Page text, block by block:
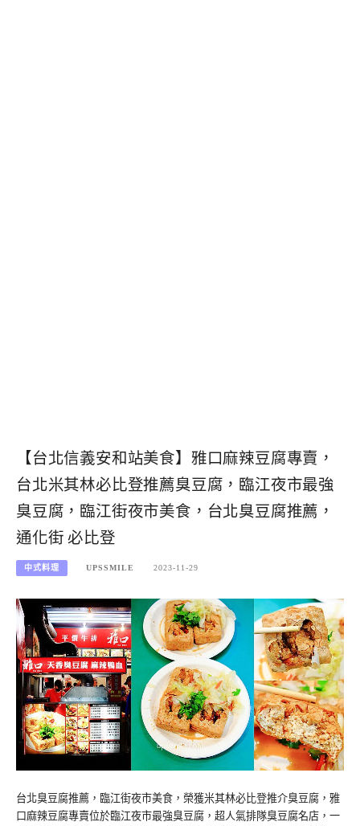
【台北信義安和站美食】雅口麻辣豆腐專賣，
台北米其林必比登推薦臭豆腐，臨江夜市最強
臭豆腐，臨江街夜市美食，台北臭豆腐推薦，
通化街 必比登
中式料理 UPSSMILE 2023-11-29
台北臭豆腐推薦，臨江街夜市美食，榮獲米其林必比登推介臭豆腐，雅
口麻辣豆腐專賣位於臨江夜市最強臭豆腐，超人氣排隊臭豆腐名店，一